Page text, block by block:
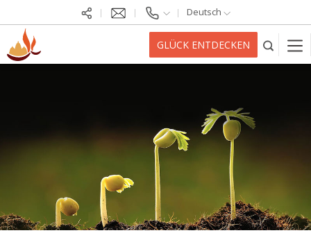
Deutsch
GLÜCK ENTDECKEN